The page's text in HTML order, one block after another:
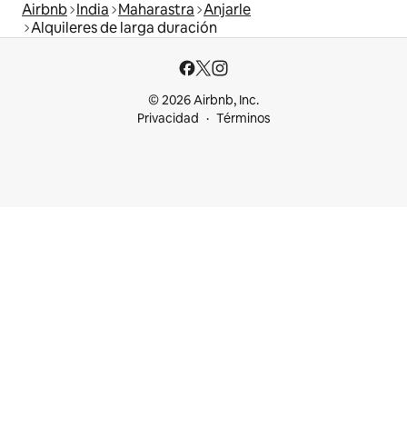
Airbnb India Maharastra Anjarle
Alquileres de larga duración
© 2026 Airbnb, Inc.
Privacidad
Términos